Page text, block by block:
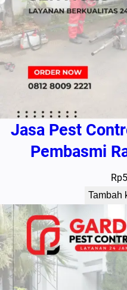
Jasa Pest
Pembasmi
Rp
Tambah